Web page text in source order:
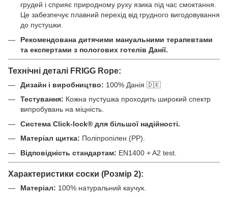
грудей і сприяє природному руху язика під час смоктання.
Це забезпечує плавний перехід від грудного вигодовування
до пустушки.
Рекомендована дитячими мануальними терапевтами
та експертами з пологових готелів Данії.
Технічні деталі FRIGG Rope:
Дизайн і виробництво: 100% Данія 🇩🇰
Тестування: Кожна пустушка проходить широкий спектр
випробувань на міцність.
Система Click-lock® для більшої надійності.
Матеріал щитка: Поліпропілен (PP).
Відповідність стандартам: EN1400 + A2 test.
Характеристики соски (Розмір 2):
Матеріал: 100% натуральний каучук.